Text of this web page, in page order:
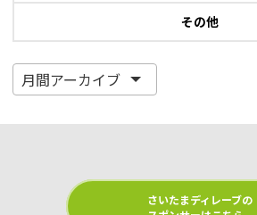
その他
さいたまディレーブの